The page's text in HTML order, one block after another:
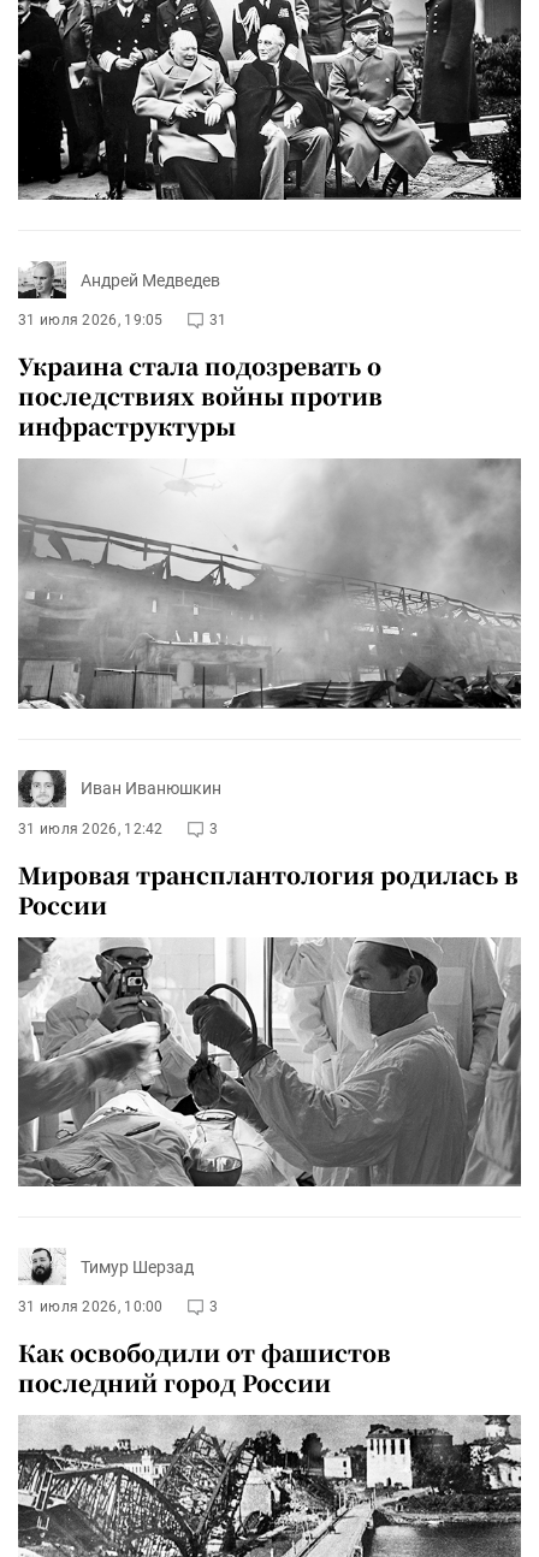
Андрей Медведев
31 июля 2026, 19:05 31
Украина стала подозревать о
последствиях войны против
инфраструктуры
Иван Иванюшкин
31 июля 2026, 12:42 3
Мировая трансплантология родилась в
России
Тимур Шерзад
31 июля 2026, 10:00 3
Как освободили от фашистов
последний город России